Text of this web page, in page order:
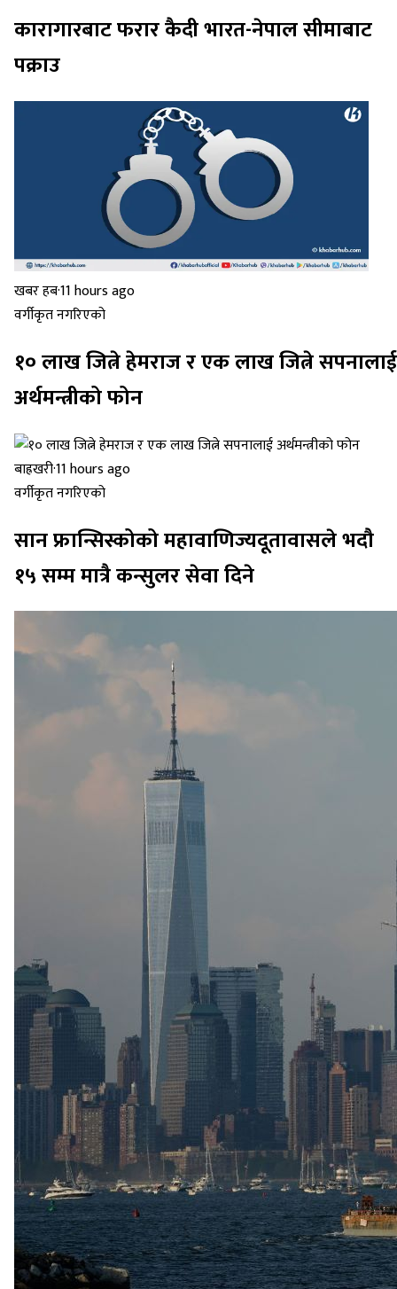
कारागारबाट फरार कैदी भारत-नेपाल सीमाबाट
पक्राउ
खबर हब·11 hours ago
वर्गीकृत नगरिएको
१० लाख जित्ने हेमराज र एक लाख जित्ने सपनालाई
अर्थमन्त्रीको फोन
बाह्रखरी·11 hours ago
वर्गीकृत नगरिएको
सान फ्रान्सिस्कोको महावाणिज्यदूतावासले भदौ
१५ सम्म मात्रै कन्सुलर सेवा दिने